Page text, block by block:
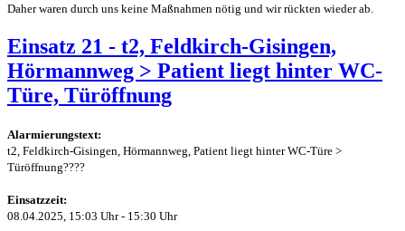
Daher waren durch uns keine Maßnahmen nötig und wir rückten wieder ab.
Einsatz 21 - t2, Feldkirch-Gisingen,
Hörmannweg > Patient liegt hinter WC-
Türe, Türöffnung
Alarmierungstext:
t2, Feldkirch-Gisingen, Hörmannweg, Patient liegt hinter WC-Türe >
Türöffnung????
Einsatzzeit:
08.04.2025, 15:03 Uhr - 15:30 Uhr